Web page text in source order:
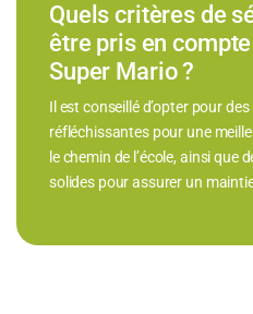
Quels critères de
être pris en
Super Mario ?
Il est conseillé d’opter pour
réfléchissantes pour une
le chemin de l’école, ainsi que
solides pour assurer un